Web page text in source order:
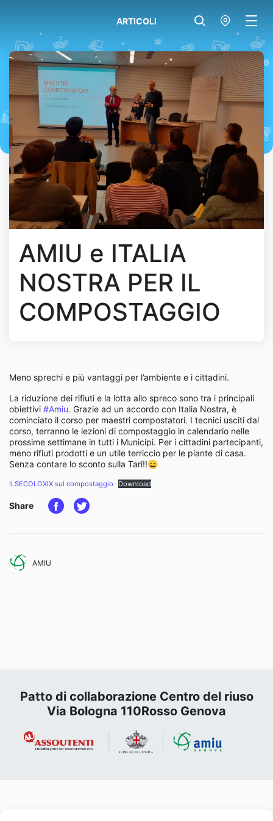
ARTICOLI
AMIU e ITALIA
NOSTRA PER IL
COMPOSTAGGIO
Meno sprechi e più vantaggi per l’ambiente e i cittadini.
La riduzione dei rifiuti e la lotta allo spreco sono tra i principali
obiettivi #Amiu. Grazie ad un accordo con Italia Nostra, è
cominciato il corso per maestri compostatori. I tecnici usciti dal
corso, terranno le lezioni di compostaggio in calendario nelle
prossime settimane in tutti i Municipi. Per i cittadini partecipanti,
meno rifiuti prodotti e un utile terriccio per le piante di casa.
Senza contare lo sconto sulla Tari!!😄
ILSECOLOXIX sul compostaggio Download
Share Condividi su Facebook
Condividi su Twitter
AMIU
Patto di collaborazione Centro del riuso
Via Bologna 110Rosso Genova